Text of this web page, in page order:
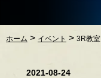
ホーム > イベント > 3R教
2021-08-24